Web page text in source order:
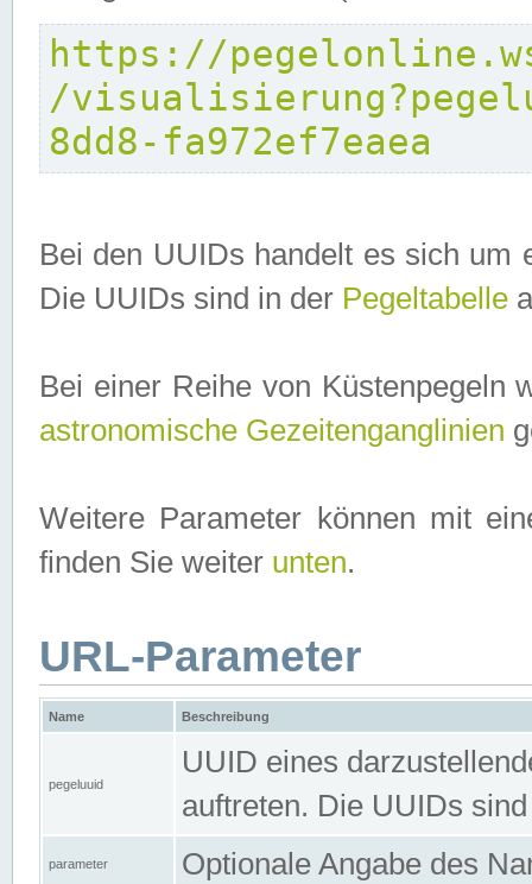
https://
/
8dd8-fa972ef7eaea
Bei den UUIDs handelt es sich um
Die UUIDs sind in der Pegeltabelle
Bei einer Reihe von Küstenpegeln
astronomische Gezeitenganglinien
Weitere Parameter können mit
finden Sie weiter unten.
URL-Parameter
Name Beschreibung
pegeluuid
UUID eines
auftreten. Die UUIDs
parameter Optionale Angabe des